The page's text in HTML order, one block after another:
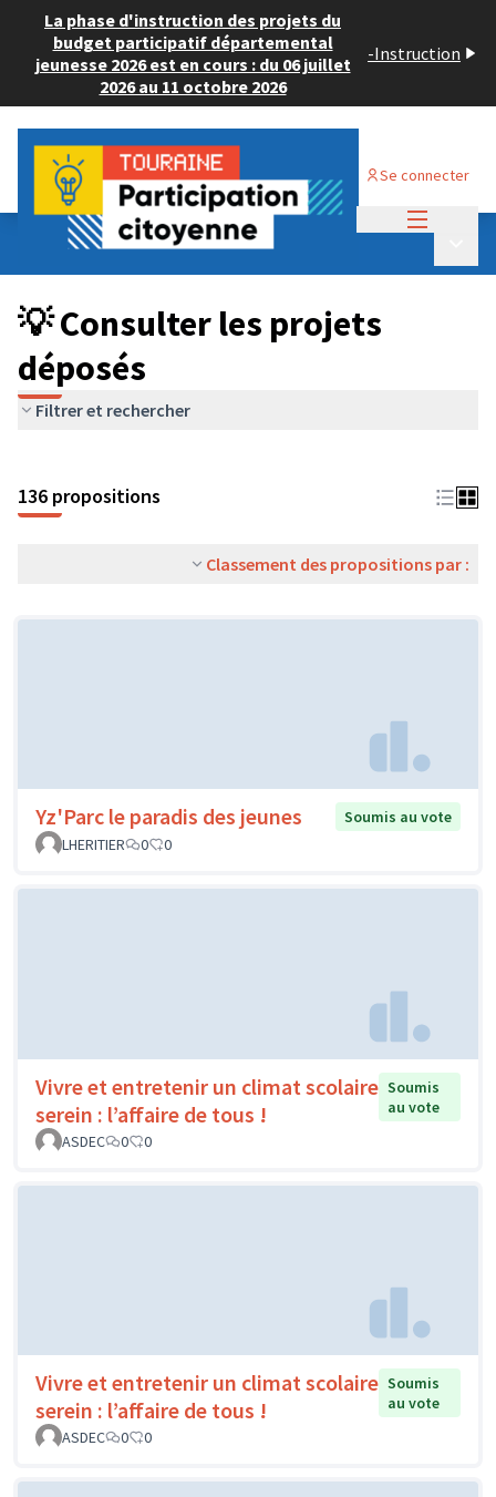
La phase d'instruction des projets du
budget participatif départemental
jeunesse 2026 est en cours : du 06 juillet
2026 au 11 octobre 2026
-Instruction
Se connecter
Budget Participatif JEUNESSE 2024
💡 Consulter les projets déposés
💡 Consulter les projets
déposés
Filtrer et rechercher
136 propositions
Classement des propositions par :
Yz'Parc le paradis des jeunes
Soumis au vote
LHERITIER
0 0
Vivre et entretenir un climat scolaire
serein : l’affaire de tous !
Soumis
au vote
ASDEC
0 0
Vivre et entretenir un climat scolaire
serein : l’affaire de tous !
Soumis
au vote
ASDEC
0 0